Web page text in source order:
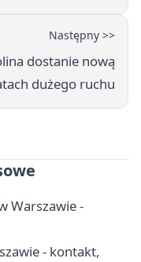
Następny >>
dostanie nową
dużego ruchu
Warszawie -
- kontakt,